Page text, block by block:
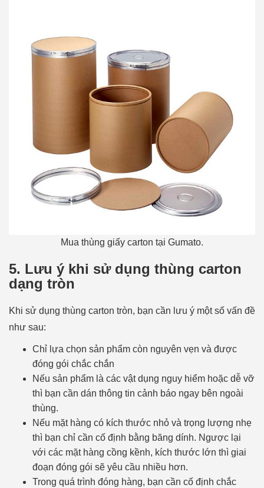
Mua thùng giấy carton tại Gumato.
5. Lưu ý khi sử dụng thùng carton
dạng tròn
Khi sử dụng thùng carton tròn, bạn cần lưu ý một số vấn đề
như sau:
Chỉ lựa chọn sản phẩm còn nguyên vẹn và được
đóng gói chắc chắn
Nếu sản phẩm là các vật dụng nguy hiểm hoặc dễ vỡ
thì bạn cần dán thông tin cảnh báo ngay bên ngoài
thùng.
Nếu mặt hàng có kích thước nhỏ và trọng lượng nhẹ
thì bạn chỉ cần cố định bằng băng dính. Ngược lại
với các mặt hàng cồng kềnh, kích thước lớn thì giai
đoạn đóng gói sẽ yêu cầu nhiều hơn.
Trong quá trình đóng hàng, bạn cần cố định chắc